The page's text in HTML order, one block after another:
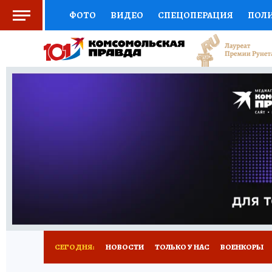
ФОТО ВИДЕО СПЕЦОПЕРАЦИЯ
СОЦПОДДЕРЖКА НАУКА СПОРТ
ВЫБОР ЭКСПЕРТОВ ДОКТОР
ПРОГНОЗЫ НА СПОРТ
НОВОЕ
СЕГОДНЯ: НОВОСТИ ТОЛЬКО У НАС ВОЕНКОРЫ